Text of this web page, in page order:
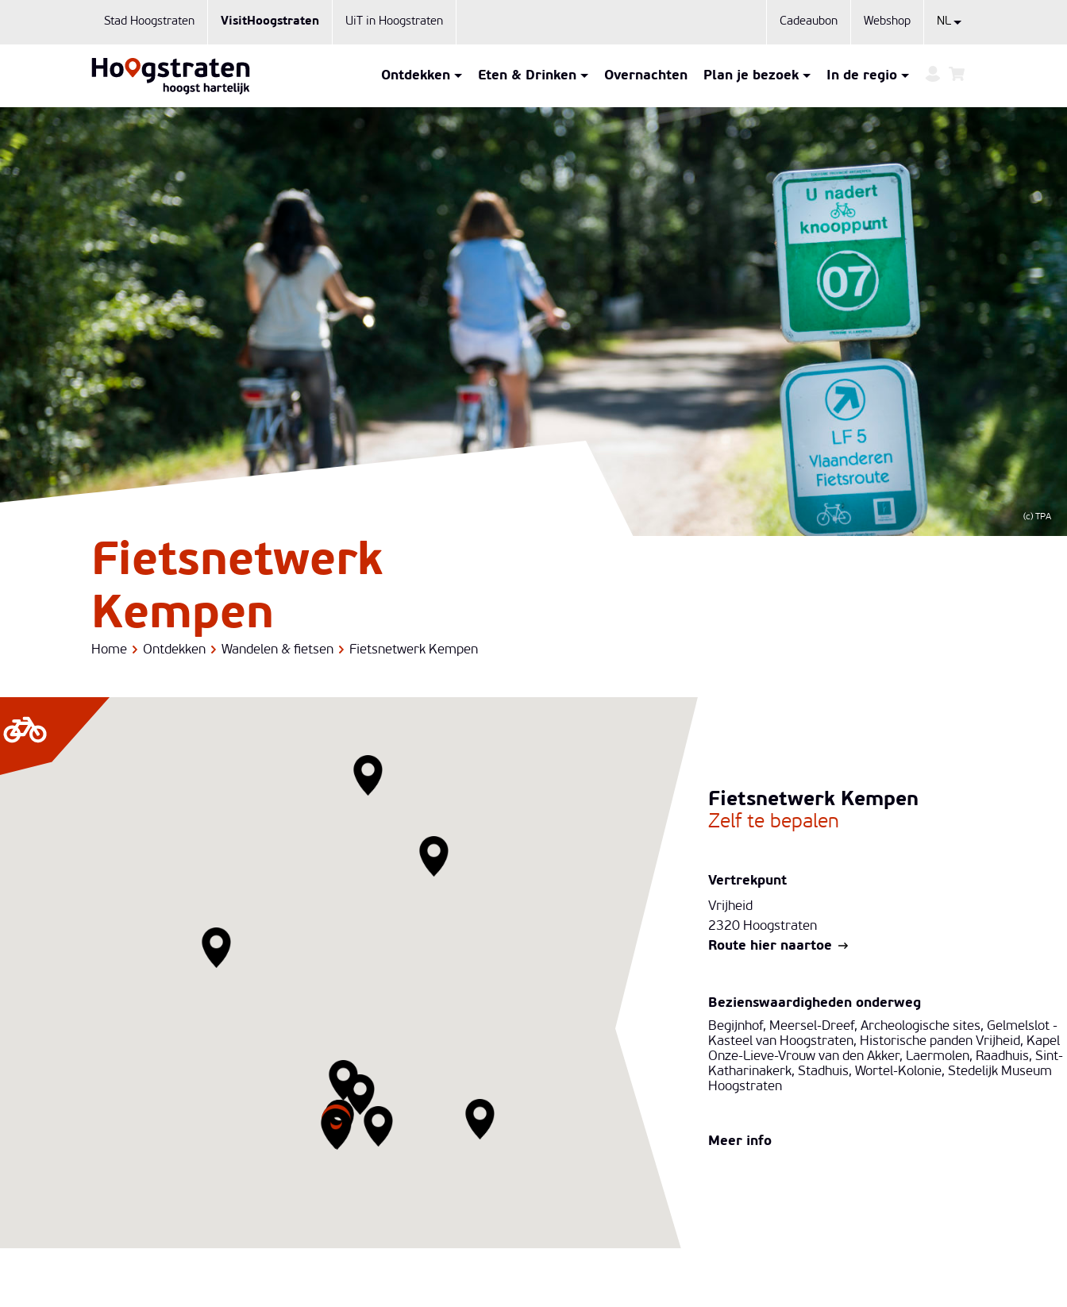
Stad Hoogstraten VisitHoogstraten UiT in Hoogstraten Cadeaubon Webshop
Ontdekken Eten & Drinken Overnachten Plan je bezoek In de regio
(c) TPA
Fietsnetwerk
Kempen
Home Ontdekken Wandelen & fietsen Fietsnetwerk Kempen
Fietsnetwerk Kempen
Zelf te bepalen
Vertrekpunt
Vrijheid
2320 Hoogstraten
Route hier naartoe
Bezienswaardigheden onderweg
Begijnhof, Meersel-Dreef, Archeologische sites, Gelmelslot -
Kasteel van Hoogstraten, Historische panden Vrijheid, Kapel
Onze-Lieve-Vrouw van den Akker, Laermolen, Raadhuis, Sint-
Katharinakerk, Stadhuis, Wortel-Kolonie, Stedelijk Museum
Hoogstraten
Meer info